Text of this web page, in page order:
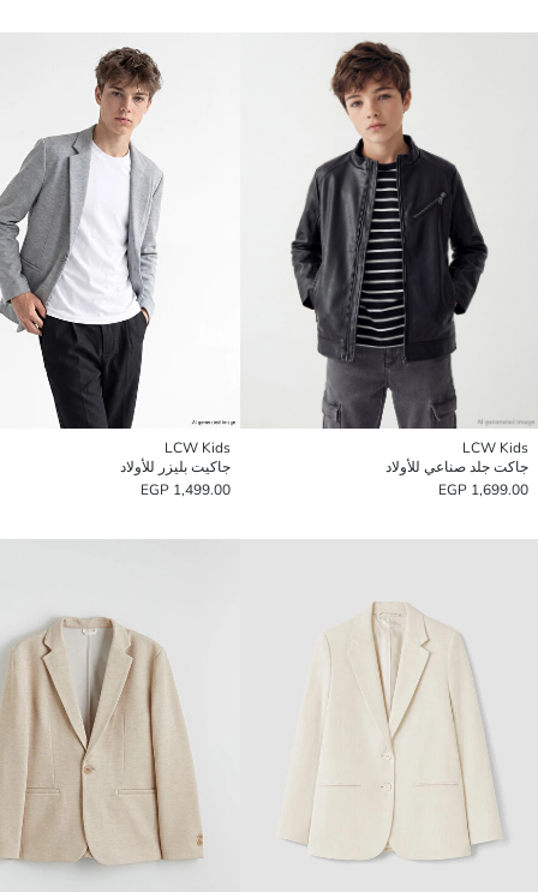
LCW Kids
جاكت جلد صناعي للأولاد
1,699.00 EGP
LCW Kids
جاكيت بليزر للأولاد
1,499.00 EGP